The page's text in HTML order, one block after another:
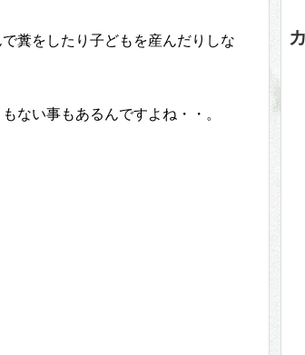
糞をしたり子どもを産んだりしな
ない事もあるんですよね・・。